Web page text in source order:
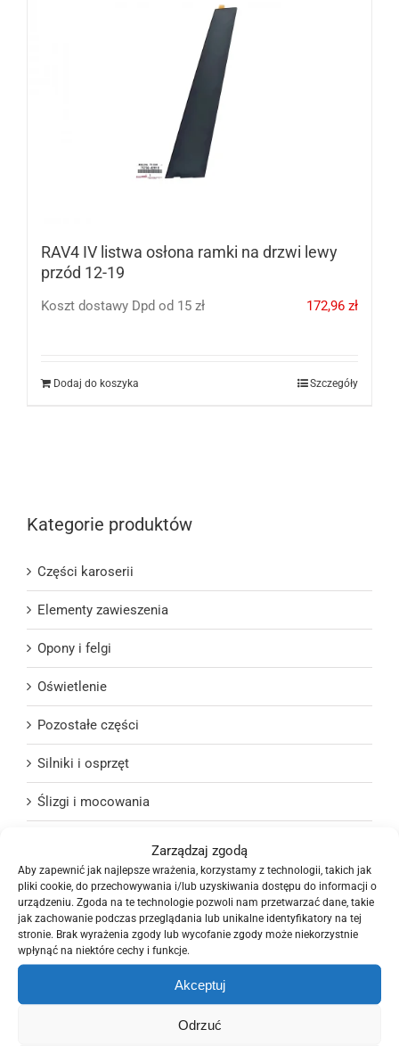
Zarządzaj zgodą
Aby zapewnić jak najlepsze wrażenia, korzystamy z technologii, takich jak
pliki cookie, do przechowywania i/lub uzyskiwania dostępu do informacji o
urządzeniu. Zgoda na te technologie pozwoli nam przetwarzać dane, takie
jak zachowanie podczas przeglądania lub unikalne identyfikatory na tej
stronie. Brak wyrażenia zgody lub wycofanie zgody może niekorzystnie
wpłynąć na niektóre cechy i funkcje.
Akceptuj
Odrzuć
RAV4 IV listwa osłona ramki na drzwi lewy
przód 12-19
Koszt dostawy Dpd od 15 zł 172,96 zł
Dodaj do koszyka Szczegóły
Kategorie produktów
Części karoserii
Elementy zawieszenia
Opony i felgi
Oświetlenie
Pozostałe części
Silniki i osprzęt
Ślizgi i mocowania
Układ elektryczny
Układ kierowniczy
Układ napędowy